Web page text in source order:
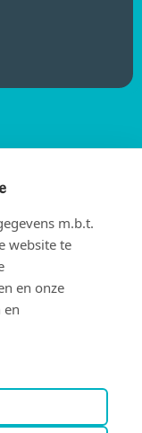
jou in de
m.b.t.
website te
en onze
en